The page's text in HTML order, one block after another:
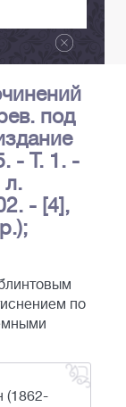
под
- Т. 1. -
л.
- [4],
по
(1862-